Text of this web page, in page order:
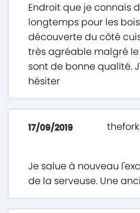
Endroit que je connais
longtemps pour les
découverte du côté
très agréable malgré
sont de bonne qualité.
hésiter
17/09/2019 thefork
Je salue à nouveau
de la serveuse. Une